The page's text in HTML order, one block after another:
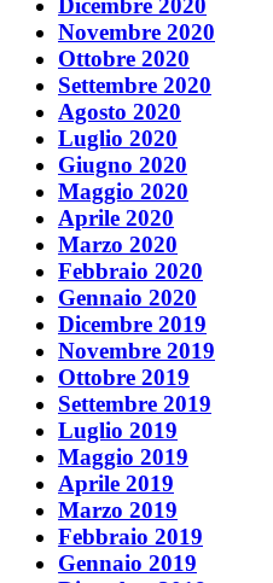
Novembre 2020
Ottobre 2020
Settembre 2020
Agosto 2020
Luglio 2020
Giugno 2020
Maggio 2020
Aprile 2020
Marzo 2020
Febbraio 2020
Gennaio 2020
Dicembre 2019
Novembre 2019
Ottobre 2019
Settembre 2019
Luglio 2019
Maggio 2019
Aprile 2019
Marzo 2019
Febbraio 2019
Gennaio 2019